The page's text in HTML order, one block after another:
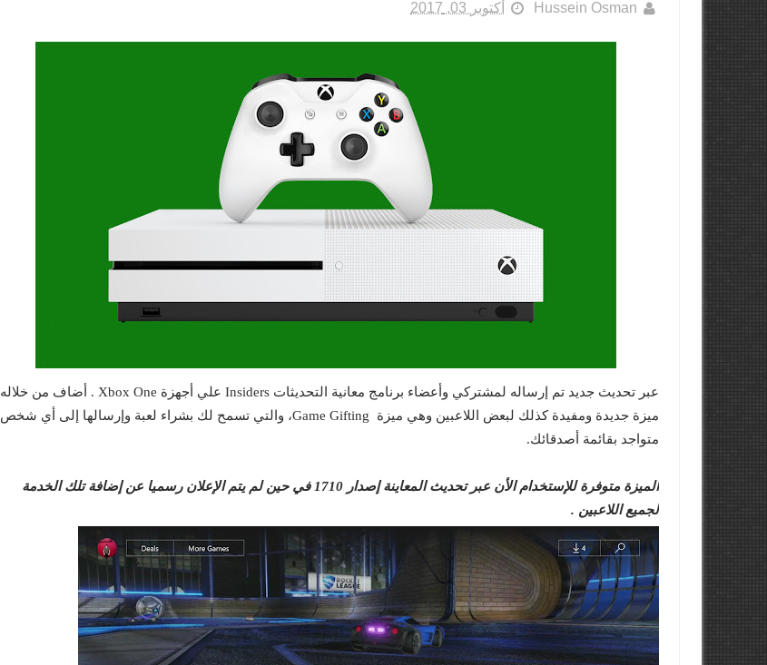
Hussein Osman أكتوبر 03, 2017
عبر تحديث جديد تم إرساله لمشتركي وأعضاء برنامج معانية التحديثات Insiders علي أجهزة Xbox One . أضاف من خلاله
ميزة جديدة ومفيدة كذلك لبعض اللاعبين وهي ميزة Game Gifting، والتي تسمح لك بشراء لعبة وإرسالها إلى أي شخص
متواجد بقائمة أصدقائك.
الميزة متوفرة للإستخدام الأن عبر تحديث المعاينة إصدار 1710 في حين لم يتم الإعلان رسميا عن إضافة تلك الخدمة
لجميع اللاعبين .